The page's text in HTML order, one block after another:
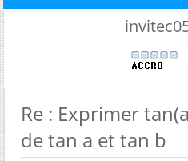
Re : Exprimer
de tan a et tan b